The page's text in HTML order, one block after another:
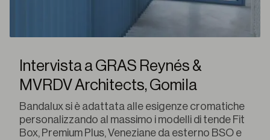
Intervista a GRAS Reynés &
MVRDV Architects, Gomila
Bandalux si è adattata alle esigenze cromatiche
personalizzando al massimo i modelli di tende Fit
Box, Premium Plus, Veneziane da esterno BSO e